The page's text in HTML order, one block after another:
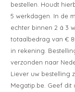
bestellen. Houdt
5 werkdagen. In de
echter binnen 2 á 3
totaalbedrag van €
in rekening.
verzonden naar
Liever uw bestelling
Megatip.be. Geef dit